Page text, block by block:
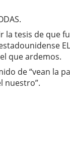
la tesis de que
EL
que ardemos.
de “vean la
nuestro”.